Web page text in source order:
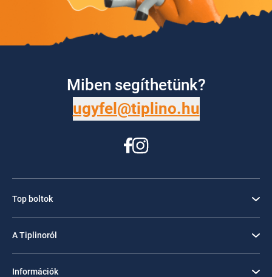
Miben segíthetünk?
ugyfel@tiplino.hu
Top boltok
A Tiplinoról
Információk